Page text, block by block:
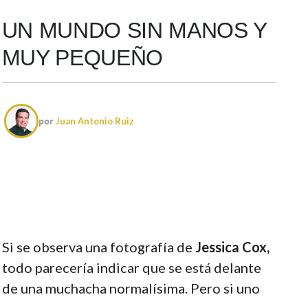
UN MUNDO SIN MANOS Y
MUY PEQUEÑO
porJuan Antonio Ruiz
Si se observa una fotografía de Jessica Cox,
todo parecería indicar que se está delante
de una muchacha normalísima. Pero si uno